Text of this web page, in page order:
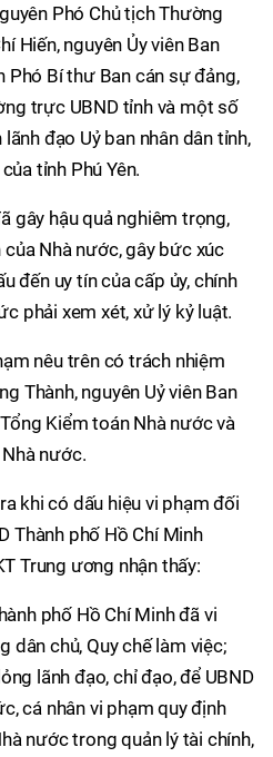
Phó Chủ tịch Thường
Hiến, nguyên Ủy viên Ban
Phó Bí thư Ban cán sự đảng,
trực UBND tỉnh và một số
đạo Uỷ ban nhân dân tỉnh,
tỉnh Phú Yên.
gây hậu quả nghiêm trọng,
Nhà nước, gây bức xúc
đến uy tín của cấp ủy, chính
phải xem xét, xử lý kỷ luật.
nêu trên có trách nhiệm
Thành, nguyên Uỷ viên Ban
Kiểm toán Nhà nước và
nước.
khi có dấu hiệu vi phạm đối
Thành phố Hồ Chí Minh
Trung ương nhận thấy:
phố Hồ Chí Minh đã vi
dân chủ, Quy chế làm việc;
lãnh đạo, chỉ đạo, để UBND
cá nhân vi phạm quy định
nước trong quản lý tài chính,